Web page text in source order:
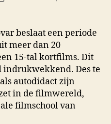
beslaat een periode
meer dan 20
15-tal kortfilms. Dit
indrukwekkend. Des te
autodidact zijn
in de filmwereld,
filmschool van